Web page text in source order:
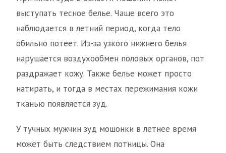
выступать тесное белье. Чаще всего это
наблюдается в летний период, когда тело
обильно потеет. Из-за узкого нижнего белья
нарушается воздухообмен половых органов, пот
раздражает кожу. Также белье может просто
натирать, и тогда в местах пережимания кожи
тканью появляется зуд.
У тучных мужчин зуд мошонки в летнее время
может быть следствием потницы. Она